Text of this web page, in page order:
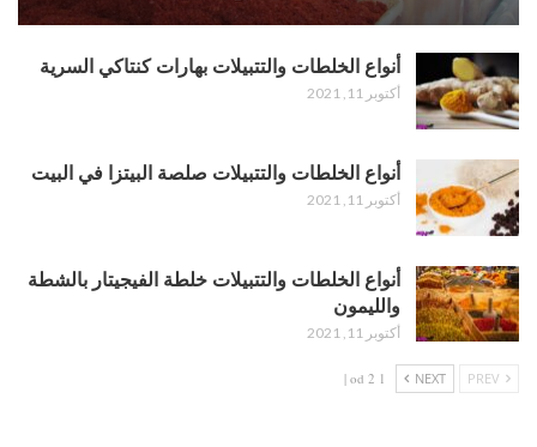
أنواع الخلطات والتتبيلات بهارات كنتاكي السرية
أكتوبر 11, 2021
أنواع الخلطات والتتبيلات صلصة البيتزا في البيت
أكتوبر 11, 2021
أنواع الخلطات والتتبيلات خلطة الفيجيتار بالشطة
والليمون
أكتوبر 11, 2021
NEXT
1 od 2 |